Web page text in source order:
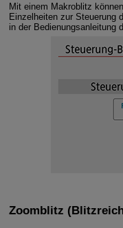
Mit einem Makroblitz
Einzelheiten zur Steuerung
in der Bedienungsanleitung
Zoomblitz